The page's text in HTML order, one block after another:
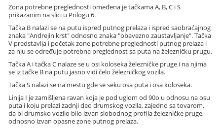
Zona potrebne preglednosti omeđena je tačkama A, B, C i S
prikazanim na slici u Prilogu 6.
Tačka B nalazi se na putu ispred putnog prelaza i ispred saobraćajnog
znaka "Andrejin krst" odnosno znaka "obavezno zaustavljanje". Tačka
V predstavlja i početak zone potrebne preglednosti putnog prelaza i
za nju se određuje potrebna preglednost sa puta na železničku prugu.
Tačka A i tačka C nalaze se u osi koloseka železničke pruge i na njima
se iz tačke B na putu jasno vidi čelo železničkog vozila.
Tačka S nalazi se na mestu gde se seku osa puta i osa koloseka.
Linija I je zamišljena ravan koja je pod uglom od 90o u odnosu na osu
puta i koju prelazi zadnji deo drumskog vozila, zajedno sa tovarom,
da bi drumsko vozilo bilo izvan slobodnog profila železničke pruge,
odnosno izvan opasne zone putnog prelaza.